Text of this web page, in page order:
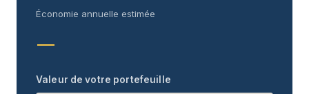
Économie annuelle estimée
—
Valeur de votre portefeuille